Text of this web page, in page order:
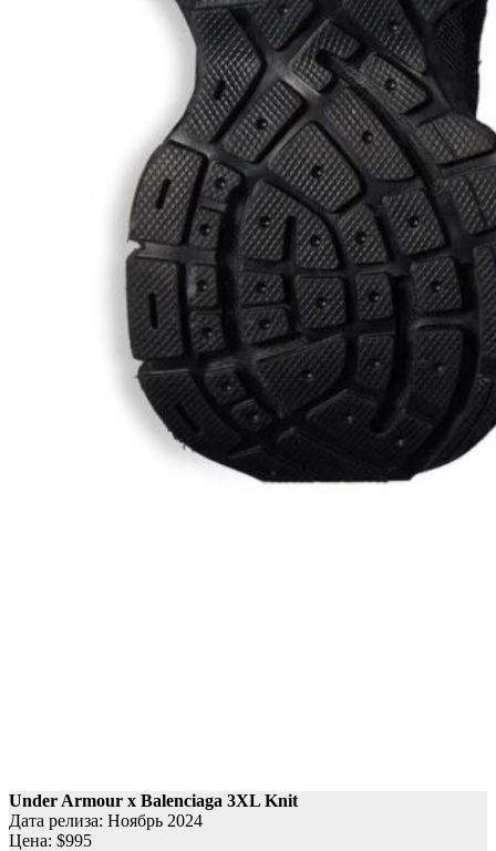
Under Armour x Balenciaga 3XL Knit
Дата релиза: Ноябрь 2024
Цена: $995